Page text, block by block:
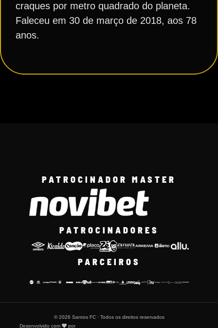
craques por metro quadrado do planeta.
Faleceu em 30 de março de 2018, aos 78
anos.
PATROCINADOR MASTER
PATROCINADORES
PARCEIROS
© 2026 Santos FC · Todos os direitos reservados
Desenvolvido com
por